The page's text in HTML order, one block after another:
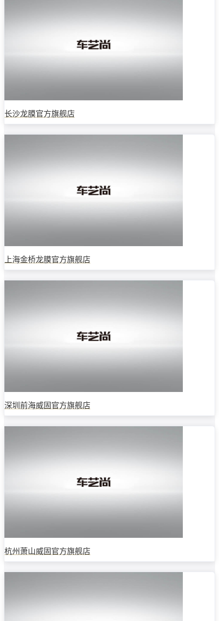
长沙龙膜官方旗舰店
上海金桥龙膜官方旗舰店
深圳前海威固官方旗舰店
杭州萧山威固官方旗舰店